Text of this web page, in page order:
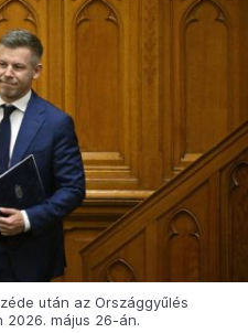
után az Országgyűlés
2026. május 26-án.